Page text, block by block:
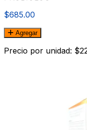
$685.00
Agregar
Precio por unidad: